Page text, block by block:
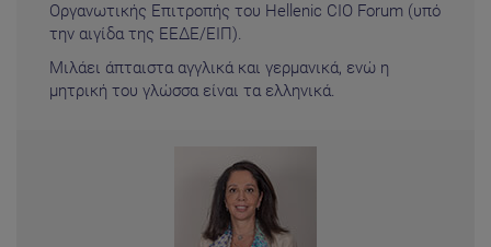
Οργανωτικής Επιτροπής του Hellenic CIO Forum (υπό
την αιγίδα της ΕΕΔΕ/ΕΙΠ).
Μιλάει άπταιστα αγγλικά και γερμανικά, ενώ η
μητρική του γλώσσα είναι τα ελληνικά.